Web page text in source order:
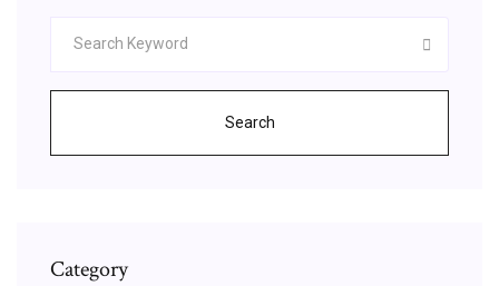
Search
Category